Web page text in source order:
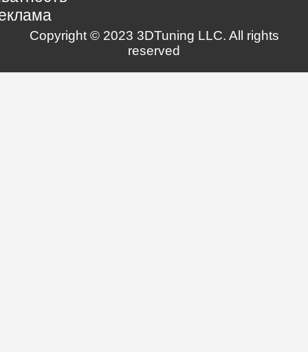
Copyright © 2023 3DTuning LLC. All rights
reserved